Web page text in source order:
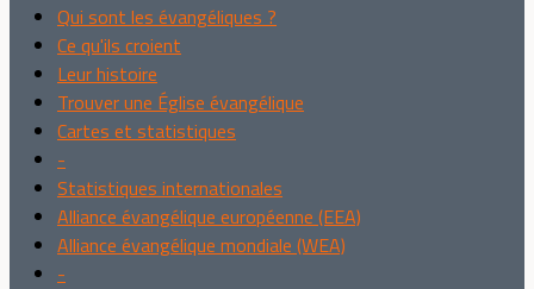
Qui sont les évangéliques ?
Ce qu'ils croient
Leur histoire
Trouver une Église évangélique
Cartes et statistiques
-
Statistiques internationales
Alliance évangélique européenne (EEA)
Alliance évangélique mondiale (WEA)
-